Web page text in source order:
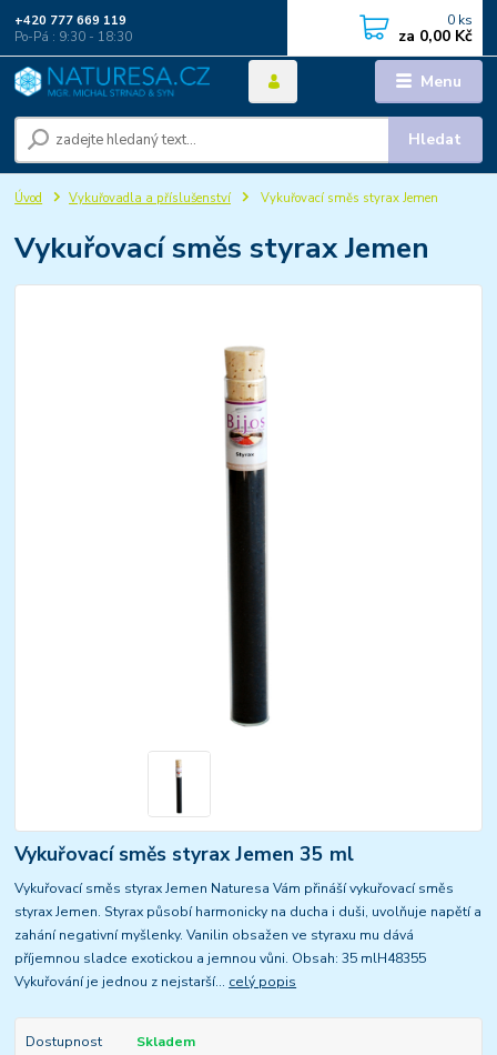
Menu
Hledat
+420 777 669 119
Po-Pá : 9:30 - 18:30
0 ks
za 0,00 Kč
Úvod Vykuřovadla a příslušenství Vykuřovací směs styrax Jemen
Vykuřovací směs styrax Jemen
Vykuřovací směs styrax Jemen 35 ml
Vykuřovací směs styrax Jemen Naturesa Vám přináší vykuřovací směs
styrax Jemen. Styrax působí harmonicky na ducha i duši, uvolňuje napětí a
zahání negativní myšlenky. Vanilin obsažen ve styraxu mu dává
příjemnou sladce exotickou a jemnou vůni. Obsah: 35 mlH48355
Vykuřování je jednou z nejstarší... celý popis
Dostupnost Skladem